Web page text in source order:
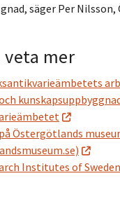
säger Per
veta mer
Östergötlands
Institutes of